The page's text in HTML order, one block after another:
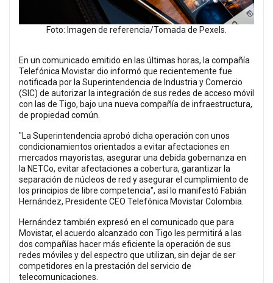
Foto: Imagen de referencia/Tomada de Pexels.
En un comunicado emitido en las últimas horas, la compañía
Telefónica Movistar dio informó que recientemente fue
notificada por la Superintendencia de Industria y Comercio
(SIC) de autorizar la integración de sus redes de acceso móvil
con las de Tigo, bajo una nueva compañía de infraestructura,
de propiedad común.
"La Superintendencia aprobó dicha operación con unos
condicionamientos orientados a evitar afectaciones en
mercados mayoristas, asegurar una debida gobernanza en
la NETCo, evitar afectaciones a cobertura, garantizar la
separación de núcleos de red y asegurar el cumplimiento de
los principios de libre competencia", así lo manifestó Fabián
Hernández, Presidente CEO Telefónica Movistar Colombia.
Hernández también expresó en el comunicado que para
Movistar, el acuerdo alcanzado con Tigo les permitirá a las
dos compañías hacer más eficiente la operación de sus
redes móviles y del espectro que utilizan, sin dejar de ser
competidores en la prestación del servicio de
telecomunicaciones.